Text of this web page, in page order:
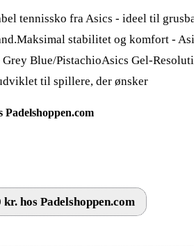
tennissko fra Asics - ideel til
stabilitet og komfort -
Blue/PistachioAsics Gel-
til spillere, der ønsker
hos Padelshoppen.com